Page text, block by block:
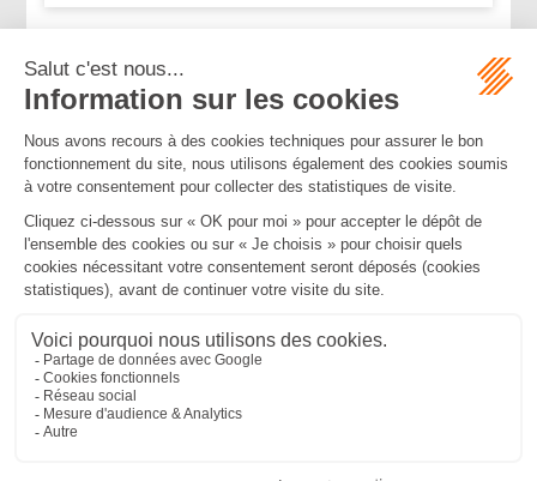
<< < ... 183
>>
Mentions légalesPolitique de confidentialitéPolitique de cookies
Plan du site
MBA ET ASSOCIÉS
235 Rue Helene Boucher, 34170 CASTELNAU LE LEZ
Bureau secondaire à Cannes